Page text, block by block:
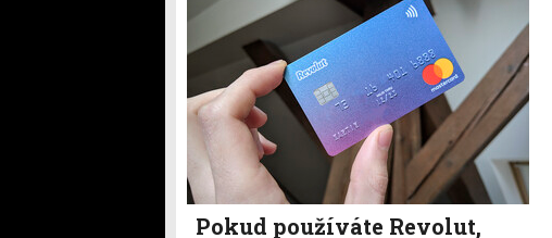
Pokud používáte Revolut,